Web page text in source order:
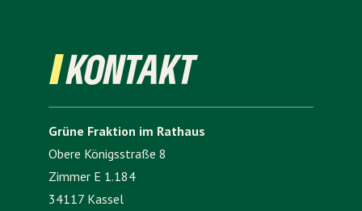
KONTAKT
Grüne Fraktion im Rathaus
Obere Königsstraße 8
Zimmer E 1.184
34117 Kassel